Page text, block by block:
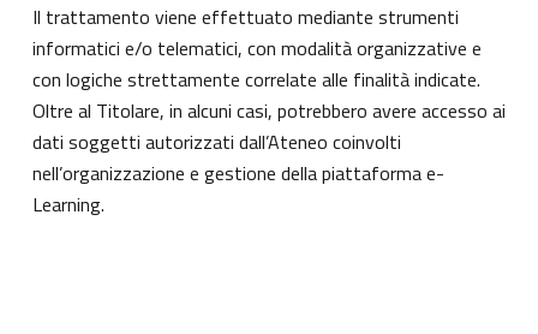
Il trattamento viene effettuato mediante strumenti
informatici e/o telematici, con modalità organizzative e
con logiche strettamente correlate alle finalità indicate.
Oltre al Titolare, in alcuni casi, potrebbero avere accesso ai
dati soggetti autorizzati dall’Ateneo coinvolti
nell’organizzazione e gestione della piattaforma e-
Learning.